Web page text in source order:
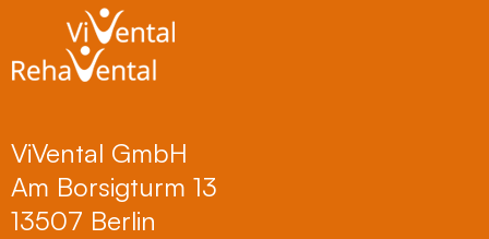
ViVental GmbH
Am Borsigturm 13
13507 Berlin